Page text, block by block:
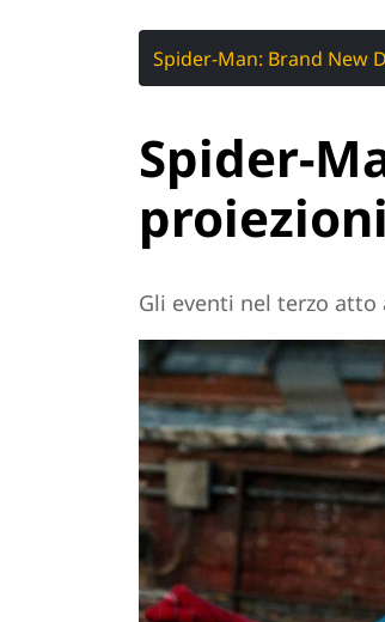
Spider-Man: Brand New
Spider-
Gli eventi nel terzo